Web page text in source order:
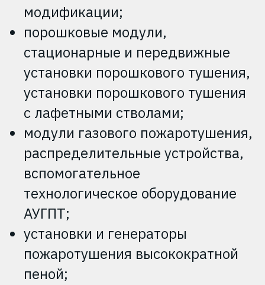
модификации;
порошковые модули,
стационарные и передвижные
установки порошкового тушения,
установки порошкового тушения
с лафетными стволами;
модули газового пожаротушения,
распределительные устройства,
вспомогательное
технологическое оборудование
АУГПТ;
установки и генераторы
пожаротушения высокократной
пеной;